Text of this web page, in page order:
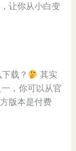
让你从小白变
载？
其实
，你可以从官
版本是付费